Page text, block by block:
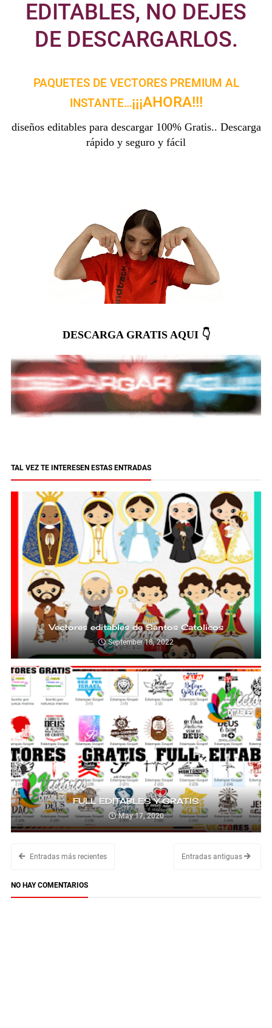
EDITABLES, NO DEJES
DE DESCARGARLOS.
PAQUETES DE VECTORES PREMIUM AL
INSTANTE…¡¡¡AHORA!!!
diseños editables para descargar 100% Gratis.. Descarga
rápido y seguro y fácil
DESCARGA GRATIS AQUI 👇
TAL VEZ TE INTERESEN ESTAS ENTRADAS
Vectores editables de Santos Catolicos
September 18, 2022
FULL EDITABLES Y GRATIS
May 17, 2020
Entradas más recientes Entradas antiguas
NO HAY COMENTARIOS